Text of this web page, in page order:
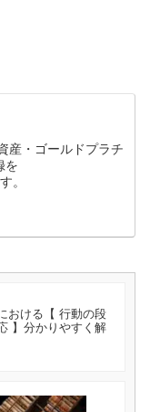
産・ゴールドプラチ
を
。
おける【 行動の段
】分かりやすく解